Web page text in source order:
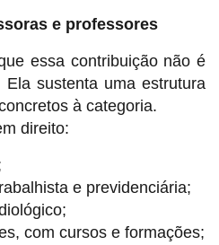
e professores
essa contribuição não é
sustenta uma estrutura
à categoria.
direito:
e previdenciária;
com cursos e formações;